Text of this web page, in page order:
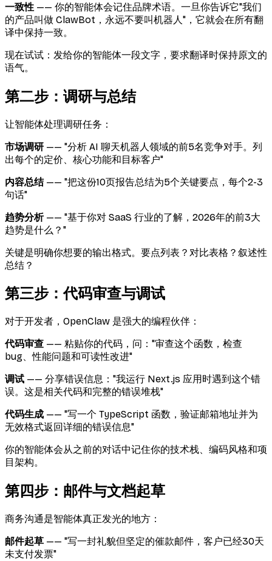
一致性 —— 你的智能体会记住品牌术语。一旦你告诉它"我们
的产品叫做 ClawBot，永远不要叫机器人"，它就会在所有翻
译中保持一致。
现在试试：发给你的智能体一段文字，要求翻译时保持原文的
语气。
第二步：调研与总结
让智能体处理调研任务：
市场调研 —— "分析 AI 聊天机器人领域的前5名竞争对手。列
出每个的定价、核心功能和目标客户"
内容总结—— "把这份10页报告总结为5个关键要点，每个2-3
句话"
趋势分析—— "基于你对 SaaS 行业的了解，2026年的前3大
趋势是什么？"
关键是明确你想要的输出格式。要点列表？对比表格？叙述性
总结？
第三步：代码审查与调试
对于开发者，OpenClaw 是强大的编程伙伴：
代码审查 —— 粘贴你的代码，问："审查这个函数，检查
bug、性能问题和可读性改进"
调试 —— 分享错误信息："我运行 Next.js 应用时遇到这个错
误。这是相关代码和完整的错误堆栈"
代码生成 —— "写一个 TypeScript 函数，验证邮箱地址并为
无效格式返回详细的错误信息"
你的智能体会从之前的对话中记住你的技术栈、编码风格和项
目架构。
第四步：邮件与文档起草
商务沟通是智能体真正发光的地方：
邮件起草 —— "写一封礼貌但坚定的催款邮件，客户已经30天
未支付发票"